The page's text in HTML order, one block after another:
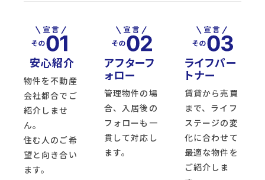
安心紹介
物件を不動産
会社都合でご
紹介しませ
ん。
住む人のご希
望と向き合い
ます。
アフターフ
ォロー
管理物件の場
合、入居後の
フォローも一
貫して対応し
ます。
ライフパー
トナー
賃貸から売買
まで、ライフ
ステージの変
化に合わせて
最適な物件を
ご紹介しま